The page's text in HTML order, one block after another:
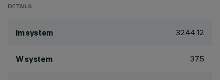
DETAILS
lm system 3244.12
W system 37.5